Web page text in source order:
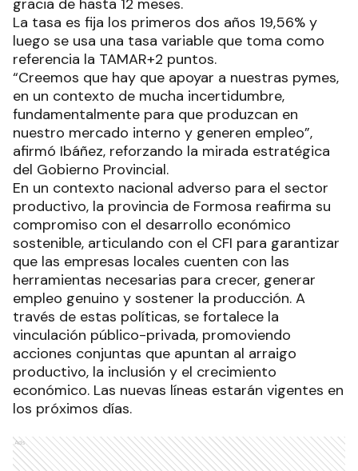
gracia de hasta 12 meses.
La tasa es fija los primeros dos años 19,56% y
luego se usa una tasa variable que toma como
referencia la TAMAR+2 puntos.
“Creemos que hay que apoyar a nuestras pymes,
en un contexto de mucha incertidumbre,
fundamentalmente para que produzcan en
nuestro mercado interno y generen empleo”,
afirmó Ibáñez, reforzando la mirada estratégica
del Gobierno Provincial.
En un contexto nacional adverso para el sector
productivo, la provincia de Formosa reafirma su
compromiso con el desarrollo económico
sostenible, articulando con el CFI para garantizar
que las empresas locales cuenten con las
herramientas necesarias para crecer, generar
empleo genuino y sostener la producción. A
través de estas políticas, se fortalece la
vinculación público-privada, promoviendo
acciones conjuntas que apuntan al arraigo
productivo, la inclusión y el crecimiento
económico. Las nuevas líneas estarán vigentes en
los próximos días.
Ads